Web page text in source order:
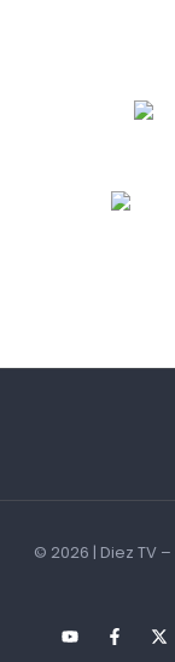
© 2026 | Diez TV –